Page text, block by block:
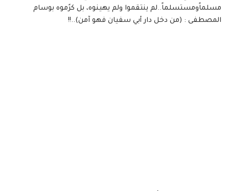
مسلماًومستسلماً..لم ينتقموا ولم يهينوه، بل كرًموه بوسام
المصطفى : (من دخل دار أبي سفيان فهو آمن)..!!